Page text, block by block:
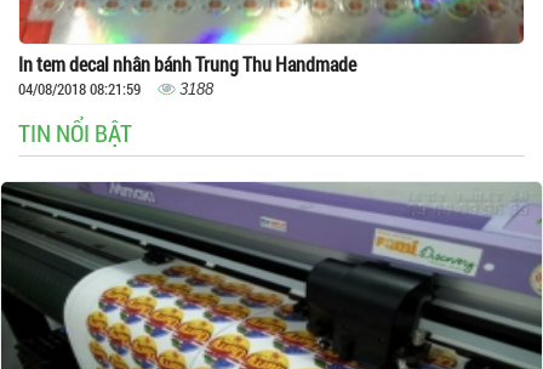
In tem decal nhân bánh Trung Thu Handmade
04/08/2018 08:21:59 3188
TIN NỔI BẬT